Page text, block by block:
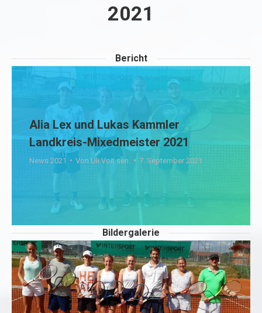
2021
Bericht
Alia Lex und Lukas Kammler
Landkreis-Mixedmeister 2021
News 2021 Von Uli Voit sen. 7. September 2021
Bildergalerie